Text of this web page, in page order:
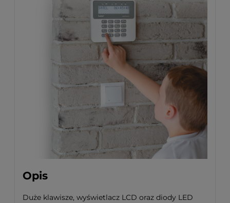
Opis
Duże klawisze, wyświetlacz LCD oraz diody LED